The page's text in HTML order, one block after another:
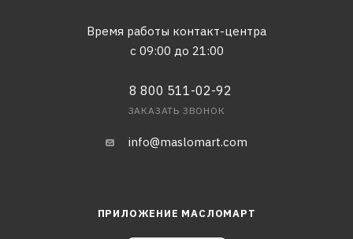
Время работы контакт-центра
с 09:00 до 21:00
8 800 511-02-92
ЗАКАЗАТЬ ЗВОНОК
info@maslomart.com
ПРИЛОЖЕНИЕ МАСЛОМАРТ